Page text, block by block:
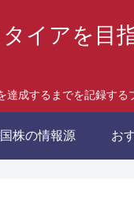
イアを目
達成するまでを記録する
株の情報源 お